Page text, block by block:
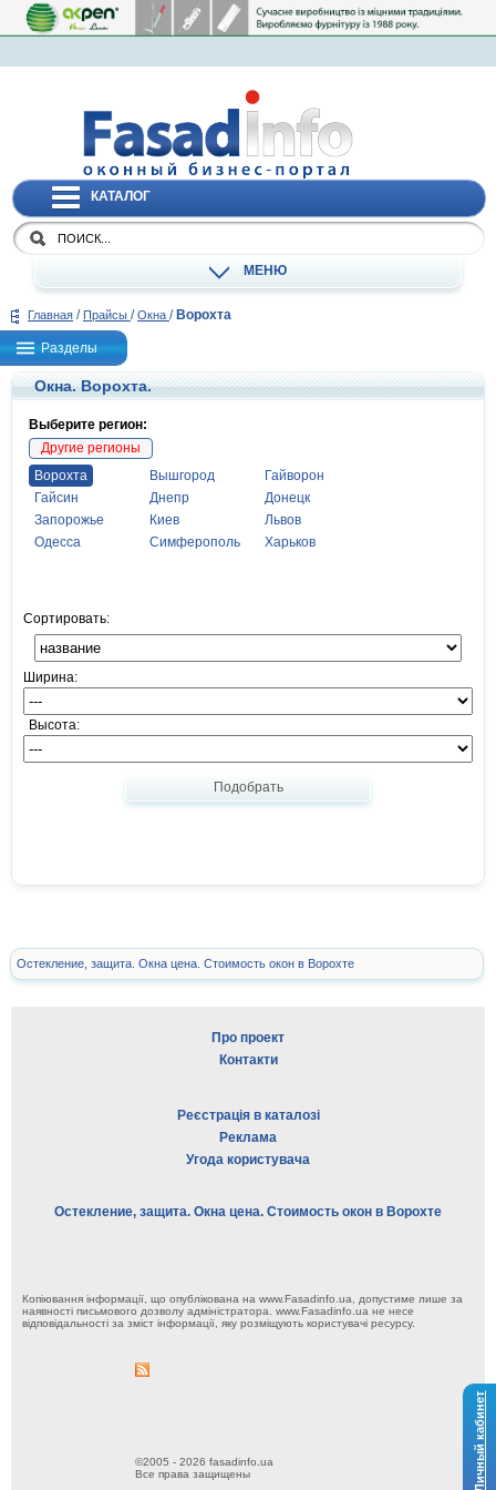
Личный кабинет
КАТАЛОГ
МЕНЮ
Главная / Прайсы / Окна / Ворохта
Разделы
Окна. Ворохта.
Выберите регион:
Другие регионы
Ворохта
Вышгород
Гайворон
Гайсин
Днепр
Донецк
Запорожье
Киев
Львов
Одесса
Симферополь Харьков
Сортировать:
Ширина:
Высота:
Подобрать
Остекление, защита. Окна цена. Стоимость окон в Ворохте
Про проект
Контакти
Реєстрація в каталозі
Реклама
Угода користувача
Остекление, защита. Окна цена. Стоимость окон в Ворохте
Копіювання інформації, що опублікована на www.Fasadinfo.ua, допустиме лише за
наявності письмового дозволу адміністратора. www.Fasadinfo.ua не несе
відповідальності за зміст інформації, яку розміщують користувачі ресурсу.
©2005 - 2026 fasadinfo.ua
Все права защищены